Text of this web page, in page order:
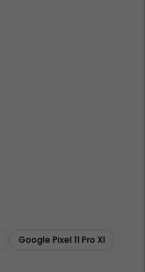
Google Pixel 11 Pro Xl